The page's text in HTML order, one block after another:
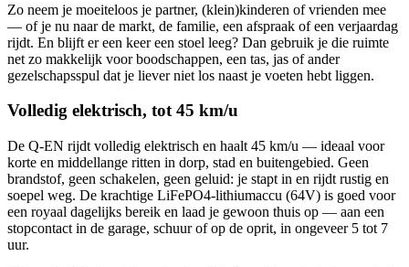
Zo neem je moeiteloos je partner, (klein)kinderen of vrienden mee
— of je nu naar de markt, de familie, een afspraak of een verjaardag
rijdt. En blijft er een keer een stoel leeg? Dan gebruik je die ruimte
net zo makkelijk voor boodschappen, een tas, jas of ander
gezelschapsspul dat je liever niet los naast je voeten hebt liggen.
Volledig elektrisch, tot 45 km/u
De Q-EN rijdt volledig elektrisch en haalt 45 km/u — ideaal voor
korte en middellange ritten in dorp, stad en buitengebied. Geen
brandstof, geen schakelen, geen geluid: je stapt in en rijdt rustig en
soepel weg. De krachtige LiFePO4-lithiumaccu (64V) is goed voor
een royaal dagelijks bereik en laad je gewoon thuis op — aan een
stopcontact in de garage, schuur of op de oprit, in ongeveer 5 tot 7
uur.